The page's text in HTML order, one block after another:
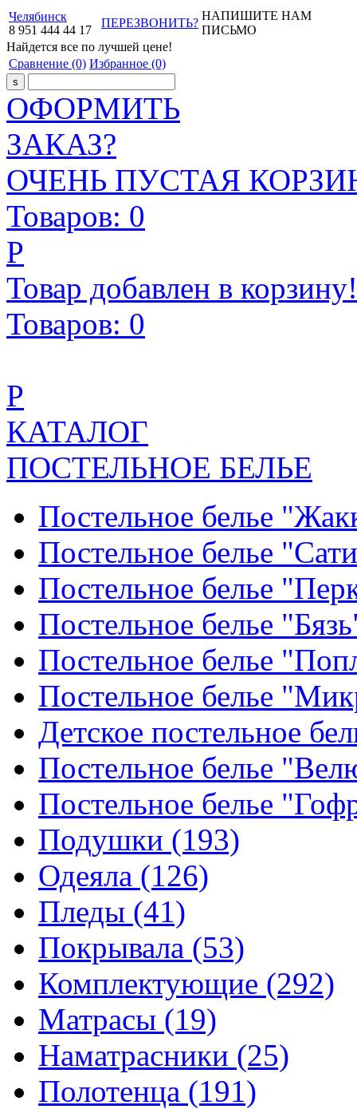
Челябинск
8 951 444 44 17
ПЕРЕЗВОНИТЬ?
НАПИШИТЕ НАМ
ПИСЬМО
Найдется все по лучшей цене!
Сравнение (0) Избранное (0)
ОФОРМИТЬ
ЗАКАЗ?
ОЧЕНЬ ПУСТАЯ
Товаров: 0
Р
Товар добавлен в корзину!
Товаров: 0
Р
КАТАЛОГ
ПОСТЕЛЬНОЕ БЕЛЬЕ
Постельное белье
Постельное белье
Постельное белье
Постельное белье
Постельное белье
Постельное белье
Детское постельное
Постельное белье
Постельное белье
Подушки (193)
Одеяла (126)
Пледы (41)
Покрывала (53)
Комплектующие (292)
Матрасы (19)
Наматрасники (25)
Полотенца (191)